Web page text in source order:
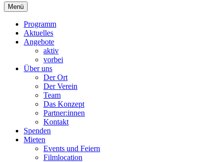
Menü
Programm
Aktuelles
Angebote
aktiv
vorbei
Über uns
Der Ort
Der Verein
Team
Das Konzept
Partner:innen
Kontakt
Spenden
Mieten
Events und Feiern
Filmlocation